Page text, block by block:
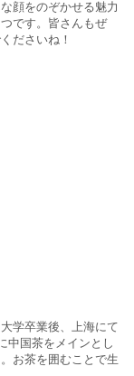
顔をのぞかせる魅力
です。皆さんもぜ
ださいね！
学卒業後、上海にて
中国茶をメインとし
お茶を囲むことで生